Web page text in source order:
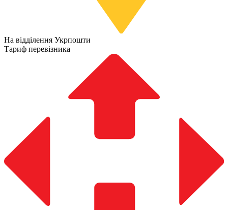
На відділення Укрпошти
Тариф перевізника